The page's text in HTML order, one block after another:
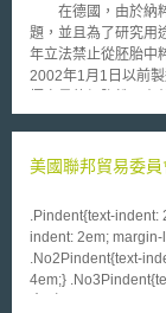
在德國，由於納粹
題，並且為了研究用
年立法禁止從胚胎中
2002年1月1日以前
票通過幹細胞法之修
不過此次國會的修法
株，但德國研究人員
一方面，在德國主教
Zollitsch）則對放寬
的基本保障等量齊觀」。 修法後，德國研究人員將可透過
美國聯邦貿易委
.Pindent{text-indent:
indent: 2em;
.No2Pindent{text-
4em;} .No3Pindent{text-